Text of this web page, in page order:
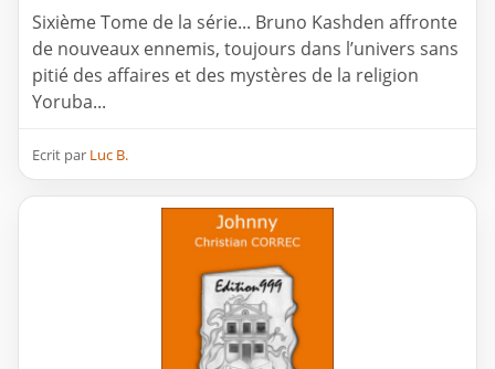
Sixième Tome de la série... Bruno Kashden affronte
de nouveaux ennemis, toujours dans l’univers sans
pitié des affaires et des mystères de la religion
Yoruba...
Ecrit par Luc B.